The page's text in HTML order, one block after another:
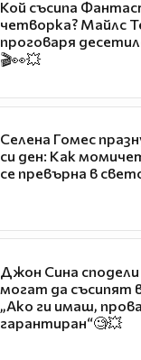
Кой съсипа
четворка? Майлс
проговаря
🎬👀💥
Селена Гомес
си ден: Как
се превърна в
Джон Сина
могат да съсипят
„Ако ги имаш,
гарантиран“🧐💥